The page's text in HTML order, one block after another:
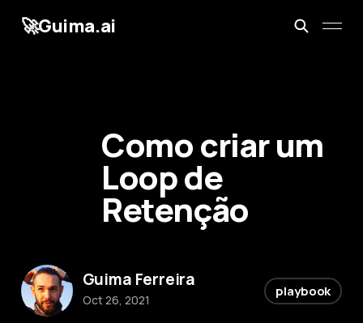
🚀Guima.ai
Como criar um
Loop de
Retenção
Guima Ferreira
Oct 26, 2021
playbook